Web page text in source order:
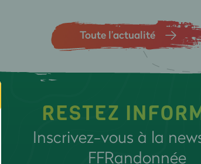
Toute l’actualité
RESTEZ
Inscrivez-vous à la
FFRandonnée